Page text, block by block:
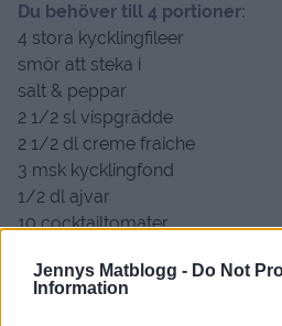
Jennys Matblogg - Do Not
Information
Du behöver till 4 portioner:
4 stora kycklingfileer
smör att steka i
salt & peppar
2 1/2 sl vispgrädde
2 1/2 dl creme fraiche
3 msk kycklingfond
1/2 dl ajvar
10 cocktailtomater
Serveras till ris eller couscous